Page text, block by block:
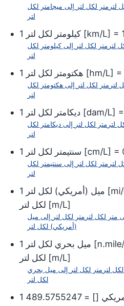
لتر متر لكل لتر إلى ميجامتر لكل
لتر
1 كيلومتر لكل لتر [km/L] =
لتر متر لكل لتر إلى كيلومتر لكل
لتر
1 هكتومتر لكل لتر [hm/L] =
لتر متر لكل لتر إلى هكتومتر لكل
لتر
1 ديكامتر لكل لتر [dam/L] =
لتر متر لكل لتر إلى ديكامتر لكل
لتر
1 سنتيمتر لكل لتر [cm/L] =
لتر متر لكل لتر إلى سنتيمتر لكل
لتر
1 ميل (أمريكي) لكل لتر [
لكل لتر [m/L]
متر لكل لتر متر لكل لتر إلى ميل
(أمريكي) لكل لتر
1 ميل بحري لكل لتر [
لكل لتر [m/L]
لتر متر لكل لتر إلى ميل بحري
لكل لتر
1 [
] =
489.5755247